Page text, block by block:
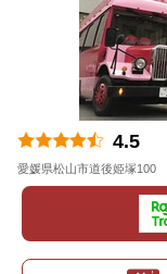
4.5
愛媛県松山市道後姫塚100